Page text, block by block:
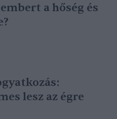
a hőség és
lesz az égre